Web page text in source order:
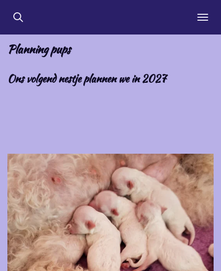
direct
naar
de
hoofdinhoud
Planning pups
Ons volgend nestje plannen we in 2027